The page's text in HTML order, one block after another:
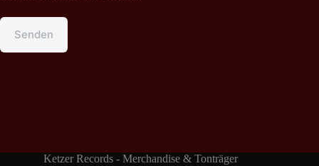
Senden
Ketzer Records - Merchandise & Tonträger